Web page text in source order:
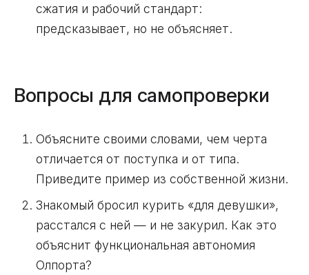
сжатия и рабочий стандарт:
предсказывает, но не объясняет.
Вопросы для самопроверки
Объясните своими словами, чем черта
отличается от поступка и от типа.
Приведите пример из собственной жизни.
Знакомый бросил курить «для девушки»,
расстался с ней — и не закурил. Как это
объяснит функциональная автономия
Олпорта?